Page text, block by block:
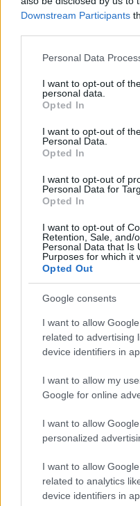
Downstream Participants
Please note that this
not limited to your visit or
grant or deny consent to
use your data for below
consent section.
Personal Data
I want to opt-out of
personal data.
Opted In
I want to opt-out of
Personal Data.
Opted In
I want to opt-out of
Personal Data for
Opted In
I want to opt-out of
Retention, Sale, and/
Personal Data that Is
Purposes for which it
Opted Out
Google consents
I want to allow
related to advertising
device identifiers in
I want to allow my
Google for online
I want to allow
personalized
I want to allow
related to analytics
device identifiers in
Η ΣΤΗΛΗ ΜΑΣ